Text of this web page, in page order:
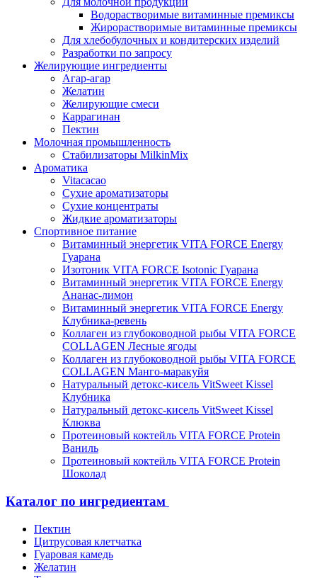
Водорастворимые витаминные премиксы
Жирорастворимые витаминные премиксы
Для хлебобулочных и кондитерских изделий
Разработки по запросу
Желирующие ингредиенты
Агар-агар
Желатин
Желирующие смеси
Каррагинан
Пектин
Молочная промышленность
Стабилизаторы MilkinMix
Ароматика
Vitacacao
Сухие ароматизаторы
Сухие концентраты
Жидкие ароматизаторы
Спортивное питание
Витаминный энергетик VITA FORCE Energy
Гуарана
Изотоник VITA FORCE Isotonic Гуарана
Витаминный энергетик VITA FORCE Energy
Ананас-лимон
Витаминный энергетик VITA FORCE Energy
Клубника-ревень
Коллаген из глубоководной рыбы VITA FORCE
COLLAGEN Лесные ягоды
Коллаген из глубоководной рыбы VITA FORCE
COLLAGEN Манго-маракуйя
Натуральный детокс-кисель VitSweet Kissel
Клубника
Натуральный детокс-кисель VitSweet Kissel
Клюква
Протеиновый коктейль VITA FORCE Protein
Ваниль
Протеиновый коктейль VITA FORCE Protein
Шоколад
Каталог по ингредиентам
Пектин
Цитрусовая клетчатка
Гуаровая камедь
Желатин